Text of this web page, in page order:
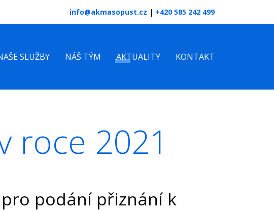
info@akmasopust.cz | +420 585 242 499
SLUŽBY NÁŠ TÝM AKTUALITY KONTAKT
roce 2021
podání přiznání k